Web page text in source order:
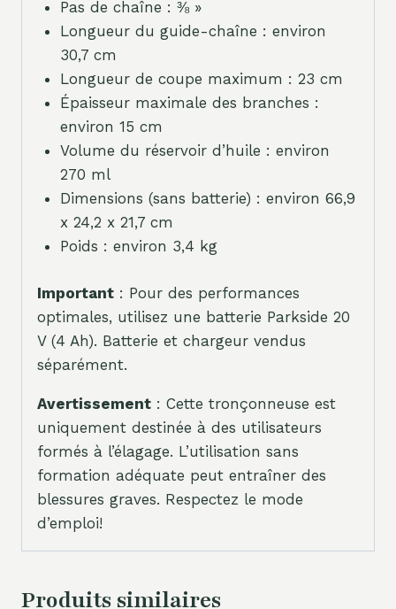
Pas de chaîne : ⅜ »
Longueur du guide-chaîne : environ
30,7 cm
Longueur de coupe maximum : 23 cm
Épaisseur maximale des branches :
environ 15 cm
Volume du réservoir d’huile : environ
270 ml
Dimensions (sans batterie) : environ 66,9
x 24,2 x 21,7 cm
Poids : environ 3,4 kg
Important : Pour des performances
optimales, utilisez une batterie Parkside 20
V (4 Ah). Batterie et chargeur vendus
séparément.
Avertissement : Cette tronçonneuse est
uniquement destinée à des utilisateurs
formés à l’élagage. L’utilisation sans
formation adéquate peut entraîner des
blessures graves. Respectez le mode
d’emploi!
Produits similaires